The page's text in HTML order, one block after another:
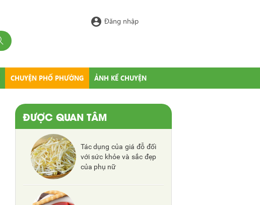
account_circle Đăng nhập
CHUYỆN PHỐ PHƯỜNG ẢNH KỂ CHUYỆN
ĐƯỢC QUAN TÂM
Tác dụng của giá đỗ đối
với sức khỏe và sắc đẹp
của phụ nữ